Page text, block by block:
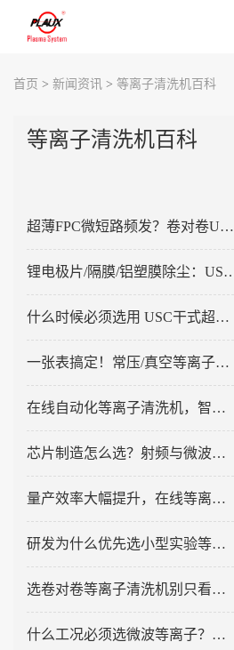
首页
首页 > 新闻资讯 > 等离子清洗机百科
等离子清洗机百科
超薄FPC微短路频发？卷对卷USC
干式除尘，柔性精密线路专属清
洁方案
锂电极片/隔膜/铝塑膜除尘：USC
干式除尘杜绝电池析粉、短路、
鼓包
什么时候必须选用 USC干式超声
波除尘？一文看懂选型边界
一张表搞定！常压/真空等离子精
准选型指南
在线自动化等离子清洗机，智能
制造产线的“隐形良率工程师”
芯片制造怎么选？射频与微波晶
圆等离子清洗机差异对比
量产效率大幅提升，在线等离子
清洗机对比离线腔体设备优势解
析
研发为什么优先选小型实验等离
子清洗机？和量产机区别清晰对
比
选卷对卷等离子清洗机别只看价
格！这6项核心参数，才是决定量
什么工况必须选微波等离子？盘